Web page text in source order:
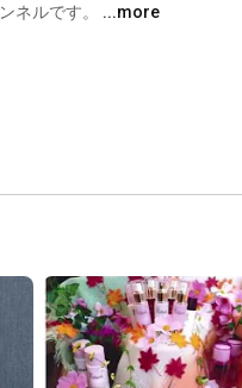
ネルです。 ...more